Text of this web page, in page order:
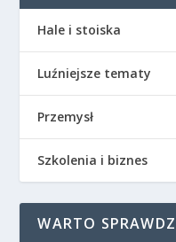
Hale i stoiska
Luźniejsze tematy
Przemysł
Szkolenia i biznes
WARTO